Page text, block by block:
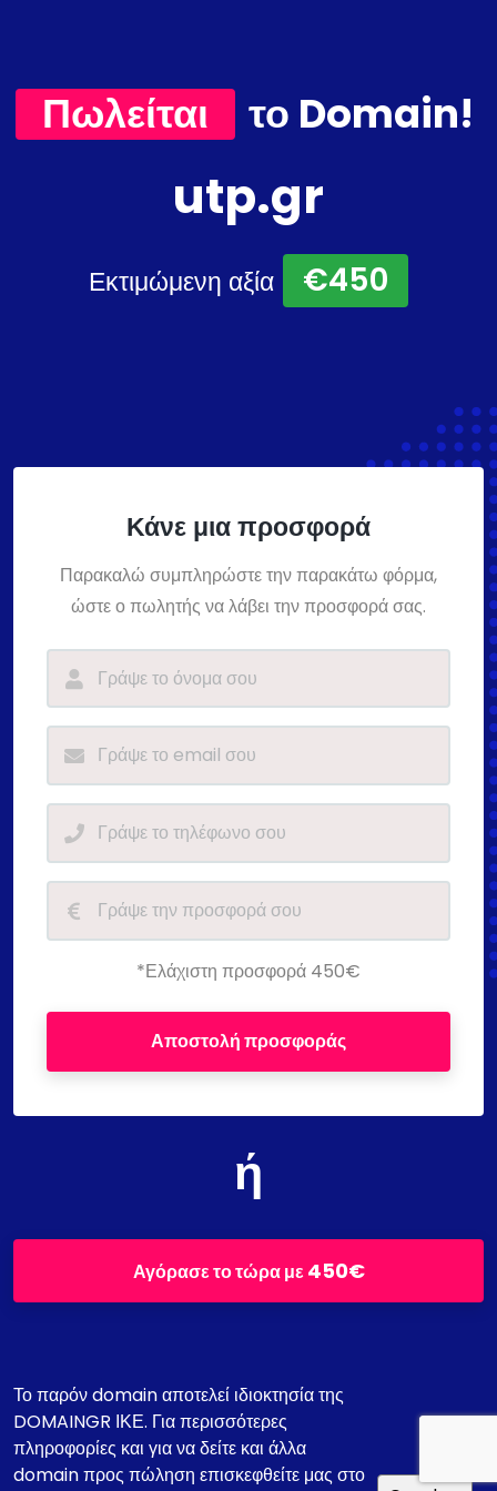
Πωλείται το Domain!
utp.gr
Εκτιμώμενη αξία €450
Κάνε μια προσφορά
Παρακαλώ συμπληρώστε την παρακάτω φόρμα,
ώστε ο πωλητής να λάβει την προσφορά σας.
*Ελάχιστη προσφορά 450€
Αποστολή προσφοράς
ή
Αγόρασε το τώρα με450€
Το παρόν domain αποτελεί ιδιοκτησία της
DOMAINGR ΙΚΕ. Για περισσότερες
πληροφορίες και για να δείτε και άλλα
domain προς πώληση επισκεφθείτε μας στο